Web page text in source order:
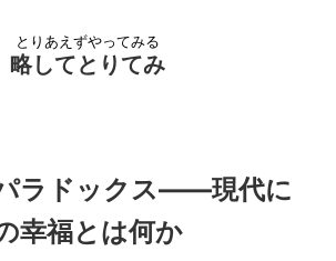
とりあえずやってみる
略してとりてみ
ラドックス――現代に
幸福とは何か